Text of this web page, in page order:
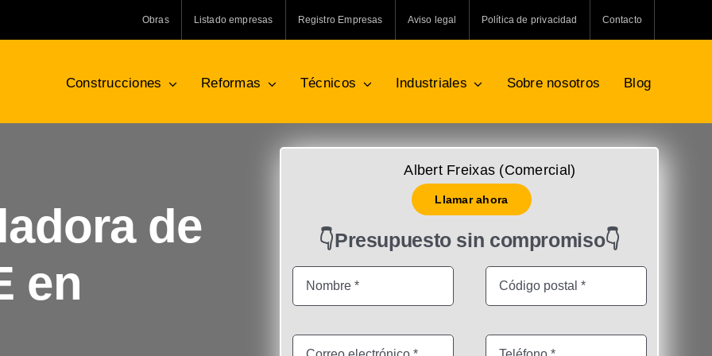
Obras Listado empresas Registro Empresas Aviso legal Política de privacidad Contacto
Construcciones Reformas Técnicos Industriales Sobre nosotros Blog
de
en
Albert Freixas (Comercial)
Llamar ahora
👇Presupuesto sin compromiso👇